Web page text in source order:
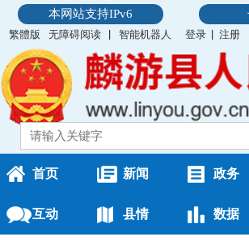
本网站支持IPv6
繁體版 无障碍阅读 智能机器人 登录 注册
首页 新闻 政务
互动 县情 数据